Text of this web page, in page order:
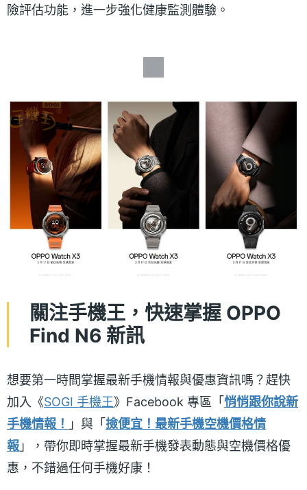
險評估功能，進一步強化健康監測體驗。
關注手機王，快速掌握 OPPO
Find N6 新訊
想要第一時間掌握最新手機情報與優惠資訊嗎？趕快
加入《SOGI 手機王》Facebook 專區「 悄悄跟你說新
手機情報！ 」與「 撿便宜！最新手機空機價格情
報 」，帶你即時掌握最新手機發表動態與空機價格優
惠，不錯過任何手機好康！